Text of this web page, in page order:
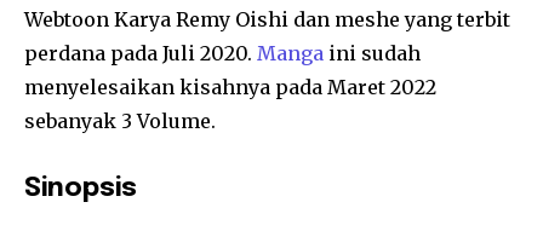
Webtoon Karya Remy Oishi dan meshe yang terbit
perdana pada Juli 2020. Manga ini sudah
menyelesaikan kisahnya pada Maret 2022
sebanyak 3 Volume.
Sinopsis